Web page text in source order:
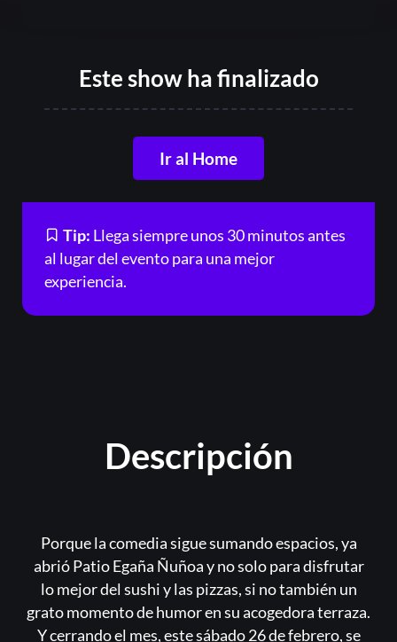
Este show ha finalizado
Ir al Home
Tip: Llega siempre unos 30 minutos antes
al lugar del evento para una mejor
experiencia.
Descripción
Porque la comedia sigue sumando espacios, ya
abrió Patio Egaña Ñuñoa y no solo para disfrutar
lo mejor del sushi y las pizzas, si no también un
grato momento de humor en su acogedora terraza.
Y cerrando el mes, este sábado 26 de febrero, se
Acceder
¿Olvidaste la contraseña?
Registrarse